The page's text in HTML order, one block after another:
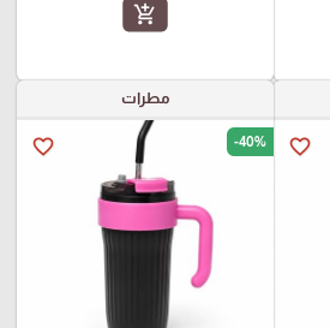
add_shopping_cart
favorite_border
مطرات
favorite_border -40%